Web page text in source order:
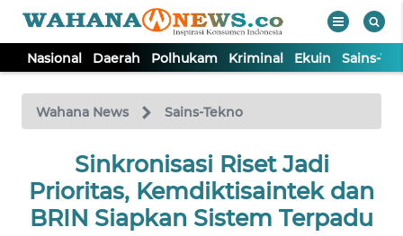
Nasional Daerah Polhukam Kriminal Ekuin Sains-
Wahana News Sains-Tekno
Sinkronisasi Riset Jadi
Prioritas, Kemdiktisaintek dan
BRIN Siapkan Sistem Terpadu
TV
Tutup
NASIONAL
DAERAH